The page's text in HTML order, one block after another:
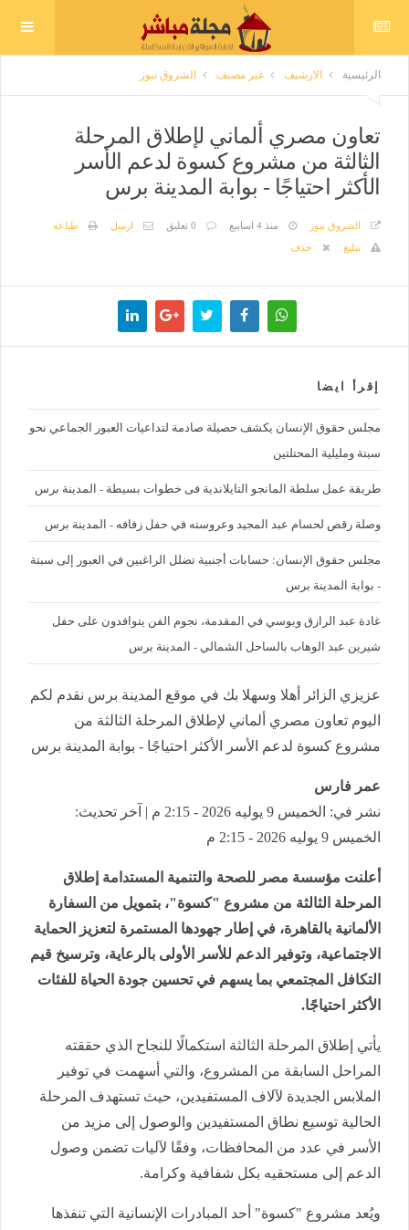
الرئيسية الارشيف غير مصنف الشروق نيوز
تعاون مصري ألماني لإطلاق المرحلة
الثالثة من مشروع كسوة لدعم الأسر
الأكثر احتياجًا - بوابة المدينة برس
الشروق نيوز منذ 4 اسابيع 0 تعليق ارسل
طباعة
تبليغ
حذف
إقرأ ايضا
مجلس حقوق الإنسان يكشف حصيلة صادمة لتداعيات العبور الجماعي نحو
سبتة ومليلية المحتلتين
طريقة عمل سلطة المانجو التايلاندية فى خطوات بسيطة - المدينة برس
وصلة رقص لحسام عبد المجيد وعروسته في حفل زفافه - المدينة برس
مجلس حقوق الإنسان: حسابات أجنبية تضلل الراغبين في العبور إلى سبتة
- بوابة المدينة برس
غادة عبد الرازق وبوسي في المقدمة، نجوم الفن يتوافدون على حفل
شيرين عبد الوهاب بالساحل الشمالي - المدينة برس
عزيزي الزائر أهلا وسهلا بك في موقع المدينة برس نقدم لكم
اليوم تعاون مصري ألماني لإطلاق المرحلة الثالثة من
مشروع كسوة لدعم الأسر الأكثر احتياجًا - بوابة المدينة برس
عمر فارس
نشر في: الخميس 9 يوليه 2026 - 2:15 م | آخر تحديث:
الخميس 9 يوليه 2026 - 2:15 م
أعلنت مؤسسة مصر للصحة والتنمية المستدامة إطلاق
المرحلة الثالثة من مشروع "كسوة"، بتمويل من السفارة
الألمانية بالقاهرة، في إطار جهودها المستمرة لتعزيز الحماية
الاجتماعية، وتوفير الدعم للأسر الأولى بالرعاية، وترسيخ قيم
التكافل المجتمعي بما يسهم في تحسين جودة الحياة للفئات
الأكثر احتياجًا.
يأتي إطلاق المرحلة الثالثة استكمالًا للنجاح الذي حققته
المراحل السابقة من المشروع، والتي أسهمت في توفير
الملابس الجديدة لآلاف المستفيدين، حيث تستهدف المرحلة
الحالية توسيع نطاق المستفيدين والوصول إلى مزيد من
الأسر في عدد من المحافظات، وفقًا لآليات تضمن وصول
الدعم إلى مستحقيه بكل شفافية وكرامة.
ويُعد مشروع "كسوة" أحد المبادرات الإنسانية التي تنفذها